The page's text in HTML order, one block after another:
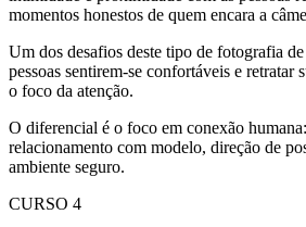
momentos honestos de quem encara a
Um dos desafios deste tipo de fotografia
pessoas sentirem-se confortáveis e retratar
o foco da atenção.
O diferencial é o foco em conexão
relacionamento com modelo, direção de
ambiente seguro.
CURSO 4